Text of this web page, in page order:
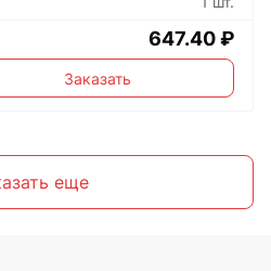
647.40 ₽
Заказать
еще